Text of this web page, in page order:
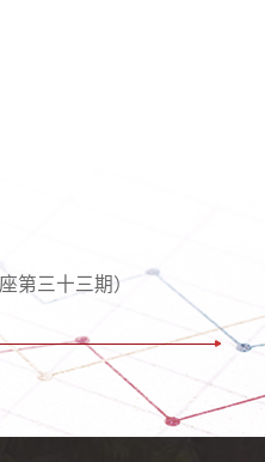
第三十三期）